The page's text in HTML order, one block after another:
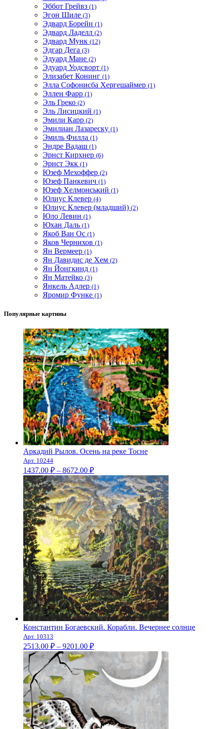
Эббот Грейвз (1)
Эгон Шиле (3)
Эдвард Борейн (1)
Эдвард Ладелл (2)
Эдвард Мунк (12)
Эдгар Дега (3)
Эдуард Мане (2)
Эдуард Уодсворт (1)
Элизабет Конинг (1)
Элла Софонисба Хергешаймер (1)
Эллен Фарр (1)
Эль Греко (2)
Эль Лисицкий (1)
Эмили Карр (2)
Эмилиан Лазареску (1)
Эмиль Филла (1)
Эндре Вадаш (1)
Эрнст Кирхнер (6)
Эрнст Экк (1)
Юзеф Мехоффер (2)
Юзеф Панкевич (1)
Юзеф Хелмонський (1)
Юлиус Клевер (4)
Юлиус Клевер (младший) (2)
Юло Левин (1)
Юхан Даль (1)
Якоб Ван Ос (1)
Яков Чернихов (1)
Ян Вермеер (1)
Ян Давидис де Хем (2)
Ян Йонгкинд (1)
Ян Матейко (3)
Янкель Адлер (1)
Яромир Функе (1)
Популярные картины
Аркадий Рылов. Осень на реке Тосне
Арт. 10244
1437.00 ₽ – 8672.00 ₽Диапазон
цен:
1437.00 ₽
–
8672.00 ₽
Константин Богаевский. Корабли. Вечернее солнце
Арт. 10313
2513.00 ₽ – 9201.00 ₽Диапазон
цен:
2513.00 ₽
–
9201.00 ₽